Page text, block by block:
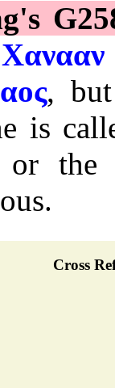
Χανααν
,
is
or
Cross